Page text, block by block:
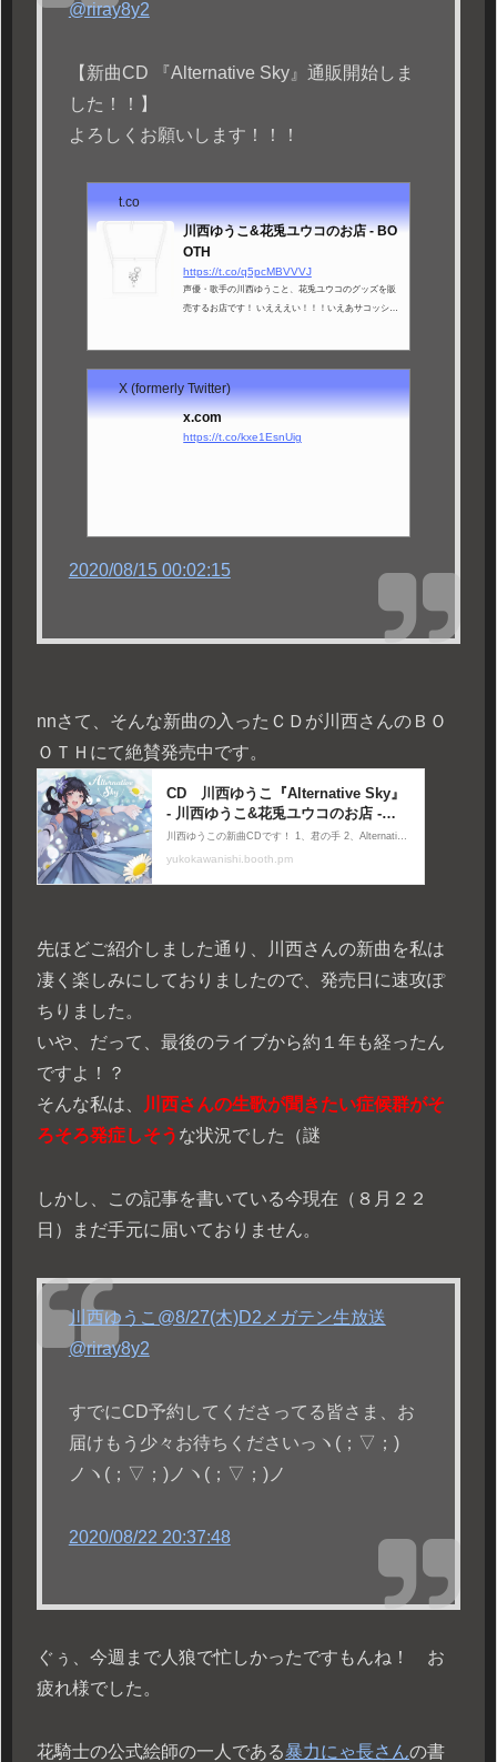
@riray8y2
【新曲CD 『Alternative Sky』通販開始しま
した！！】
よろしくお願いします！！！
t.co
川西ゆうこ&花兎ユウコのお店 - BO
OTH
https://t.co/q5pcMBVVVJ
声優・歌手の川西ゆうこと、花兎ユウコのグッズを販
売するお店です！ いえええい！！！いえあサコッシュ
気軽に、コメントは命がけで！」(¥ 250), DL版 ロリ
恋うさぎパート2」(¥ 250), DL版 川西ゆうこ「初恋う
さぎ」(¥ 250), 【カラオケ】「視聴は気軽に、コメント
X (formerly Twitter)
x.com
https://t.co/kxe1EsnUig
2020/08/15 00:02:15
nnさて、そんな新曲の入ったＣＤが川西さんのＢＯ
ＯＴＨにて絶賛発売中です。
先ほどご紹介しました通り、川西さんの新曲を私は
凄く楽しみにしておりましたので、発売日に速攻ぽ
ちりました。
いや、だって、最後のライブから約１年も経ったん
ですよ！？
そんな私は、
川西さんの生歌が聞きたい症候群がそ
ろそろ発症しそう な状況でした（謎
しかし、この記事を書いている今現在（８月２２
日）まだ手元に届いておりません。
川西ゆうこ@8/27(木)D2メガテン生放送
@riray8y2
すでにCD予約してくださってる皆さま、お
届けもう少々お待ちくださいっヽ(；▽；)
ノヽ(；▽；)ノヽ(；▽；)ノ
2020/08/22 20:37:48
ぐぅ、今週まで人狼で忙しかったですもんね！ お
疲れ様でした。
花騎士の公式絵師の一人である暴力にゃ長さんの書